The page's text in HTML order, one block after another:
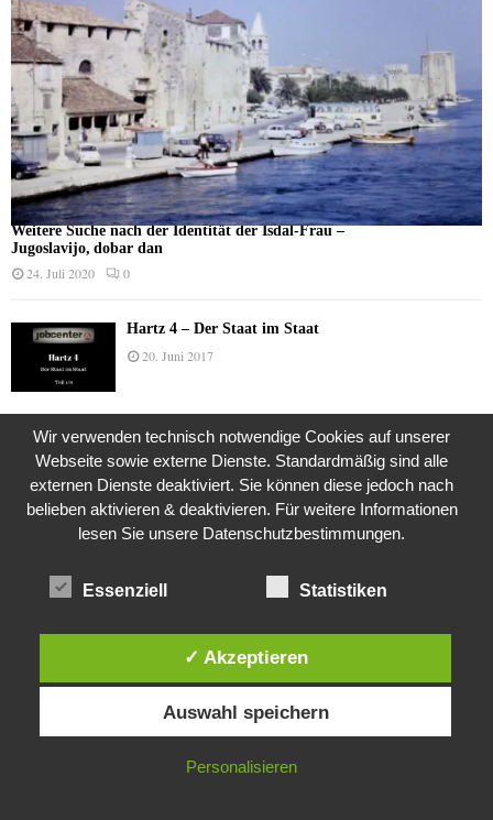
Weitere Suche nach der Identität der Isdal-Frau –
Jugoslavijo, dobar dan
24. Juli 2020 0
Hartz 4 – Der Staat im Staat
20. Juni 2017
Das Leben des Lachs
12. Oktober 2020
9. Juli 2018
Was ist denn das? -Mars „SOL 735“ Rover Curiosity
Diese Website verwendet Cookies. Durch die weitere Nutzung dieser
Website stimmst du der Verwendung von Cookies zu.
IN ORDNUNG
Wir verwenden technisch notwendige Cookies auf unserer
Webseite sowie externe Dienste. Standardmäßig sind alle
externen Dienste deaktiviert. Sie können diese jedoch nach
belieben aktivieren & deaktivieren. Für weitere Informationen
lesen Sie unsere Datenschutzbestimmungen.
Essenziell Statistiken
✓ Akzeptieren
Auswahl speichern
Personalisieren